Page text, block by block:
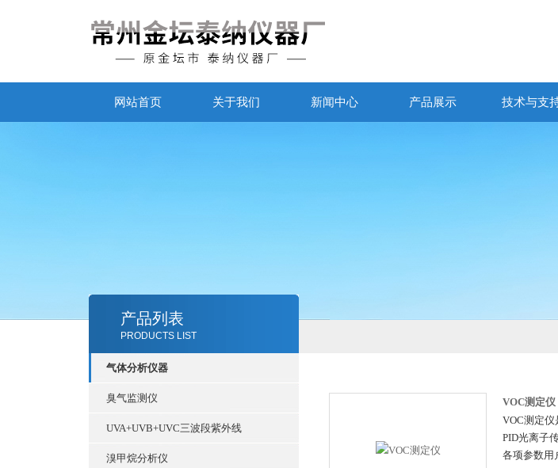
网站首页 关于我们 新闻中心 产品展示 技术与支
产品列表
PRODUCTS LIST
气体分析仪器
臭气监测仪
UVA+UVB+UVC三波段紫外线
溴甲烷分析仪
VOC测定仪
VOC测定
PID光离子
各项参数用